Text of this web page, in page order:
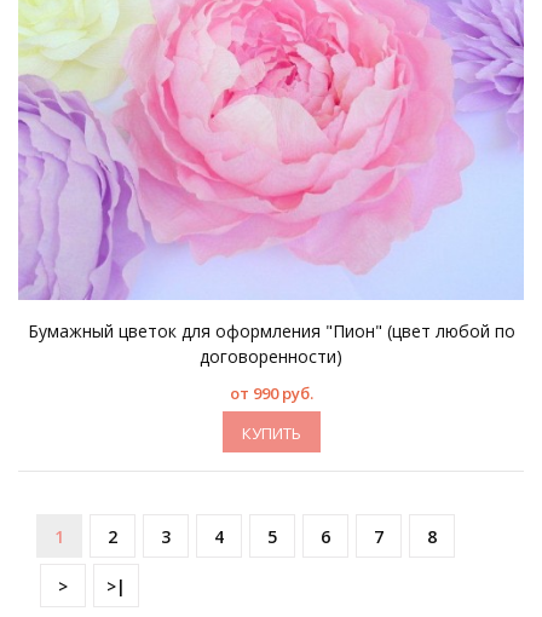
Бумажный цветок для оформления "Пион" (цвет любой по
договоренности)
от 990 руб.
КУПИТЬ
1 2 3 4 5 6 7 8
> >|